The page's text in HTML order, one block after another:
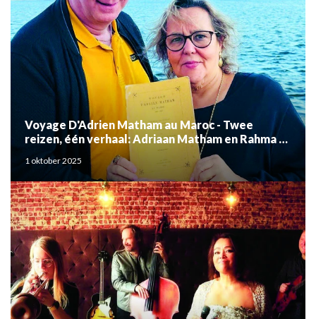
Voyage D'Adrien Matham au Maroc - Twee
reizen, één verhaal: Adriaan Matham en Rahma el
Mouden
1 oktober 2025